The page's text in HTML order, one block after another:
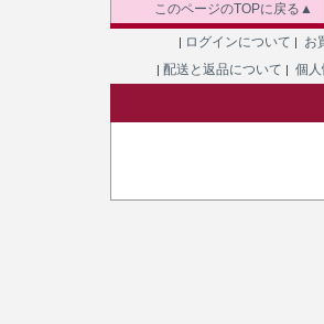
このページのTOPに戻る▲
| ログインについて | お
| 配送と返品について | 個